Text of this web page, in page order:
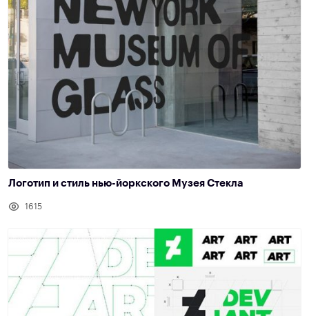
Логотип и стиль нью-йоркского Музея Стекла
1615